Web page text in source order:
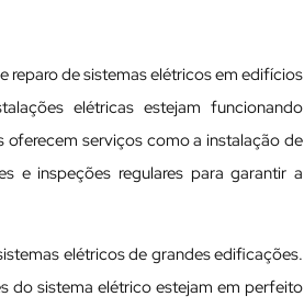
reparo de sistemas elétricos em edifícios
elétricas estejam funcionando
serviços como a instalação de
e inspeções regulares para garantir a
elétricos de grandes edificações.
do sistema elétrico estejam em perfeito